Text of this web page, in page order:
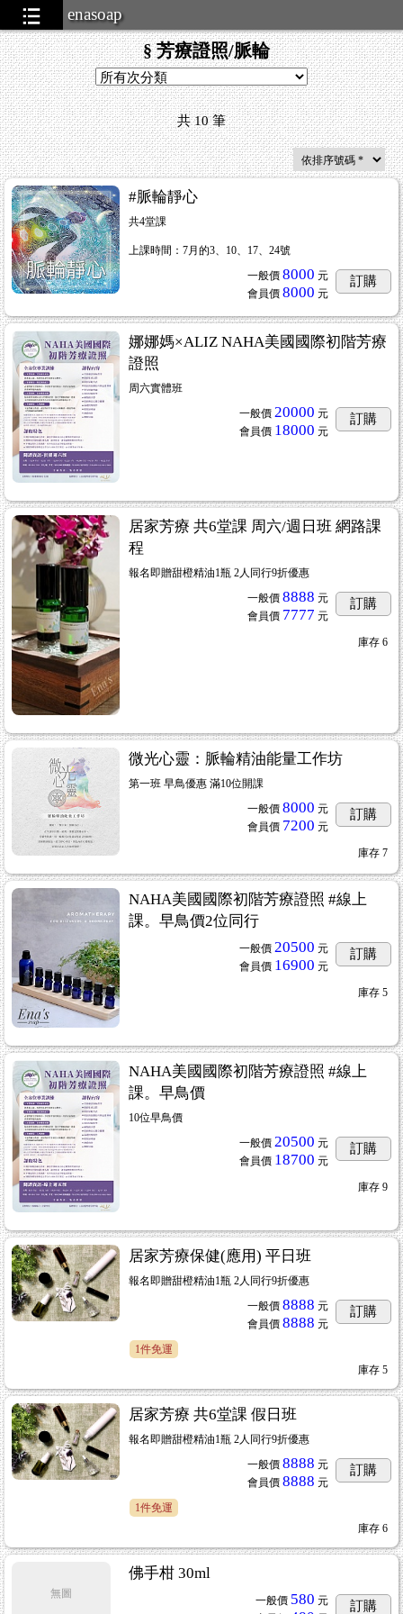
enasoap
§ 芳療證照/脈輪
共10筆
#脈輪靜心
共4堂課
上課時間：7月的3、10、17、24號
一般價 8000 元
會員價 8000 元
訂購
娜娜媽×ALIZ NAHA美國國際初階芳療
證照
周六實體班
一般價 20000 元
會員價 18000 元
訂購
居家芳療 共6堂課 周六/週日班 網路課
程
報名即贈甜橙精油1瓶 2人同行9折優惠
一般價 8888 元
會員價 7777 元
訂購
庫存 6
微光心靈：脈輪精油能量工作坊
第一班 早鳥優惠 滿10位開課
一般價 8000 元
會員價 7200 元
訂購
庫存 7
NAHA美國國際初階芳療證照 #線上
課。早鳥價2位同行
一般價 20500 元
會員價 16900 元
訂購
庫存 5
NAHA美國國際初階芳療證照 #線上
課。早鳥價
10位早鳥價
一般價 20500 元
會員價 18700 元
訂購
庫存 9
居家芳療保健(應用) 平日班
報名即贈甜橙精油1瓶 2人同行9折優惠
一般價 8888 元
會員價 8888 元
訂購
1件免運
庫存 5
居家芳療 共6堂課 假日班
報名即贈甜橙精油1瓶 2人同行9折優惠
一般價 8888 元
會員價 8888 元
訂購
1件免運
庫存 6
無圖
佛手柑 30ml
一般價 580 元
訂購